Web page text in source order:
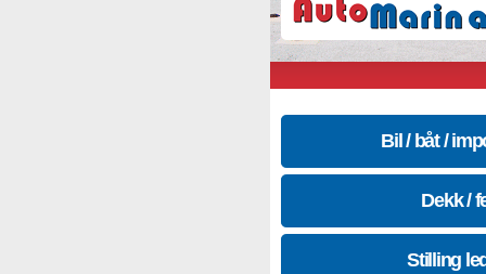
Bil / båt /
Dekk /
Stilling